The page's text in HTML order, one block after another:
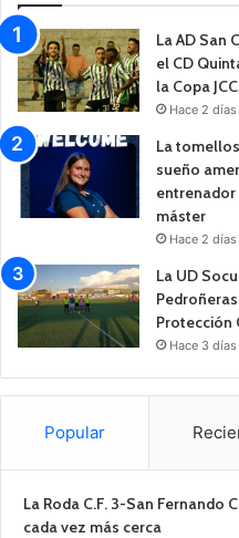
La AD San
el CD
la Copa
Hace 2 días
La
sueño
entrenador
máster
Hace 2 días
La UD
Protección
Hace 3 días
Popular
La Roda C.F. 3-San Fernando
cada vez más cerca